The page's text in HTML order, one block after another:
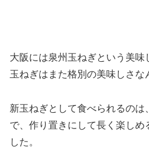
大阪には泉州玉ねぎという美
玉ねぎはまた格別の美味しさ
新玉ねぎとして食べられるの
で、作り置きにして長く楽しめ
した。